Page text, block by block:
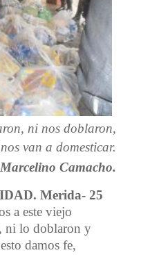
ni nos doblaron,
van a domesticar.
Marcelino Camacho.
Merida- 25
a este viejo
ni lo doblaron y
damos fe,